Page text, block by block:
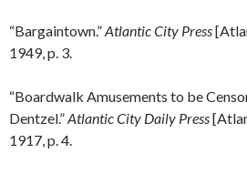
“Bargaintown.”Atlantic City Press
1949, p. 3.
“Boardwalk Amusements to be
Dentzel.”Atlantic City Daily Press
1917, p. 4.